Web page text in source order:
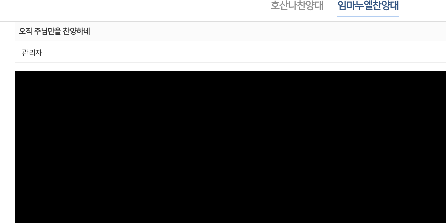
호산나찬양대 임마누엘찬양대
오직 주님만을 찬양하네
관리자